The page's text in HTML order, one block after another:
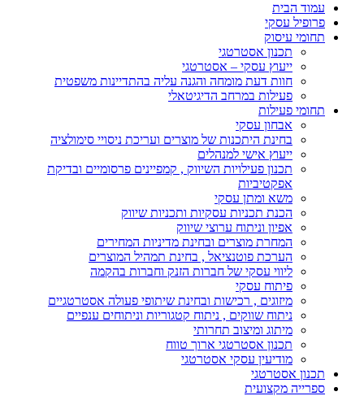
עמוד הבית
פרופיל עסקי
תחומי עיסוק
תכנון אסטרטגי
ייעוץ עסקי – אסטרטגי
חוות דעת מומחה והגנה עליה בהתדיינות משפטית
פעילות במרחב הדיגיטאלי
תחומי פעילות
אבחון עסקי
בחינת היתכנות של מוצרים ועריכת ניסויי סימולציה
ייעוץ אישי למנהלים
תכנון פעילויות השיווק , קמפיינים פרסומיים ובדיקת
אפקטיביות
משא ומתן עסקי
הכנת תכניות עסקיות ותכניות שיווק
אפיון וניתוח ערוצי שיווק
המחרת מוצרים ובחינת מדיניות המחירים
הערכת פוטנציאל , בחינת תמהיל המוצרים
ליווי עסקי של חברות הזנק וחברות בהקמה
פיתוח עסקי
מיזוגים , רכישות ובחינת שיתופי פעולה אסטרטגיים
ניתוח שווקים , ניתוח קטגוריות וניתוחים ענפיים
מיתוג ומיצוב תחרותי
תכנון אסטרטגי ארוך טווח
מודיעין עסקי אסטרטגי
תכנון אסטרטגי
ספרייה מקצועית